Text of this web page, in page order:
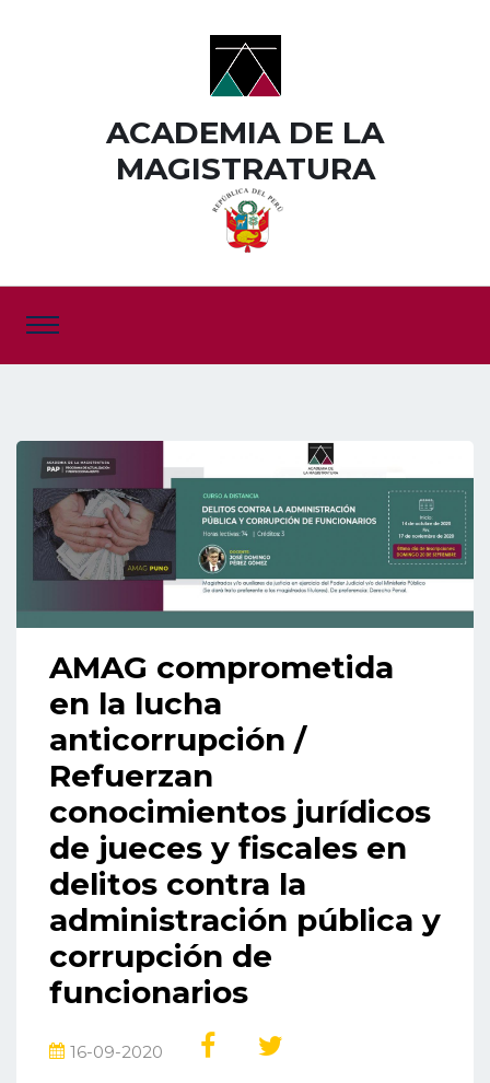
ACADEMIA DE LA
MAGISTRATURA
AMAG comprometida
en la lucha
anticorrupción /
Refuerzan
conocimientos jurídicos
de jueces y fiscales en
delitos contra la
administración pública y
corrupción de
funcionarios
16-09-2020